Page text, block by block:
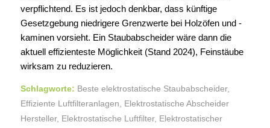
verpflichtend. Es ist jedoch denkbar, dass künftige
Gesetzgebung niedrigere Grenzwerte bei Holzöfen und -
kaminen vorsieht. Ein Staubabscheider wäre dann die
aktuell effizienteste Möglichkeit (Stand 2024), Feinstäube
wirksam zu reduzieren.
Schlagworte: Beste elektrostatische Staubabscheider,
Effiziente Luftfilteranlagen
Elektrostatische Abscheider
Hersteller, Elektrostatische Luftfilter, Elektrostatischer